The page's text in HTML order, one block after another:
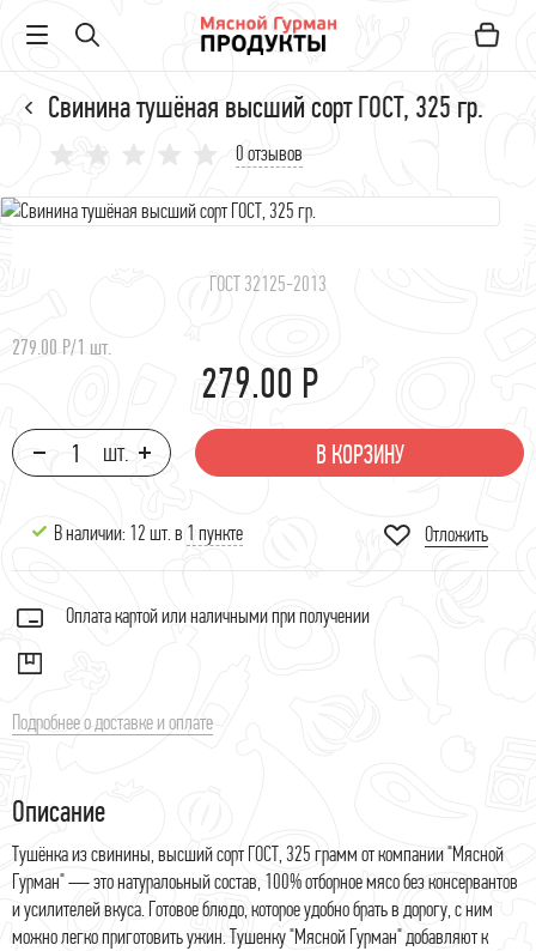
Свинина тушёная высший сорт ГОСТ, 325 гр.
0 отзывов
ГОСТ 32125-2013
279.00 Р/1 шт.
279.00 Р
В КОРЗИНУ
Отложить
В наличии: 12 шт. в 1 пункте
Оплата картой или наличными при получении
Подробнее о доставке и оплате
Описание
Тушёнка из свинины, высший сорт ГОСТ, 325 грамм от компании "Мясной
Гурман" — это натуралоьный состав, 100% отборное мясо без консервантов
и усилителей вкуса. Готовое блюдо, которое удобно брать в дорогу, с ним
можно легко приготовить ужин. Тушенку "Мясной Гурман" добавляют к